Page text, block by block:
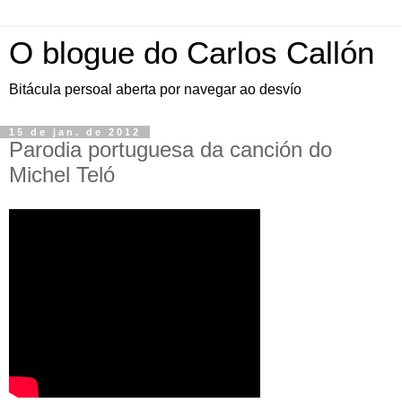
O blogue do Carlos Callón
Bitácula persoal aberta por navegar ao desvío
15 de jan. de 2012
Parodia portuguesa da canción do
Michel Teló